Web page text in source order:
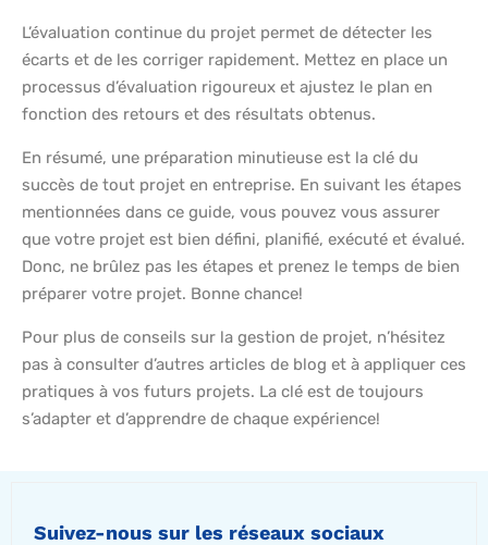
L’évaluation continue du projet permet de détecter les
écarts et de les corriger rapidement. Mettez en place un
processus d’évaluation rigoureux et ajustez le plan en
fonction des retours et des résultats obtenus.
En résumé, une préparation minutieuse est la clé du
succès de tout projet en entreprise. En suivant les étapes
mentionnées dans ce guide, vous pouvez vous assurer
que votre projet est bien défini, planifié, exécuté et évalué.
Donc, ne brûlez pas les étapes et prenez le temps de bien
préparer votre projet. Bonne chance!
Pour plus de conseils sur la gestion de projet, n’hésitez
pas à consulter d’autres articles de blog et à appliquer ces
pratiques à vos futurs projets. La clé est de toujours
s’adapter et d’apprendre de chaque expérience!
Suivez-nous sur les réseaux sociaux